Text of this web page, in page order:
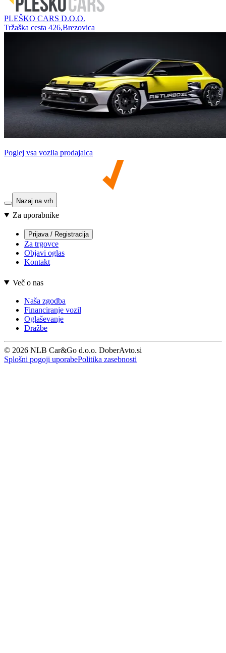
PLEŠKO CARS D.O.O.
Tržaška cesta 426,Brezovica
Poglej vsa vozila prodajalca
Nazaj na vrh
Za uporabnike
Prijava / Registracija
Za trgovce
Objavi oglas
Kontakt
Več o nas
Naša zgodba
Financiranje vozil
Oglaševanje
Dražbe
© 2026 NLB Car&Go d.o.o. DoberAvto.si
Splošni pogoji uporabePolitika zasebnosti